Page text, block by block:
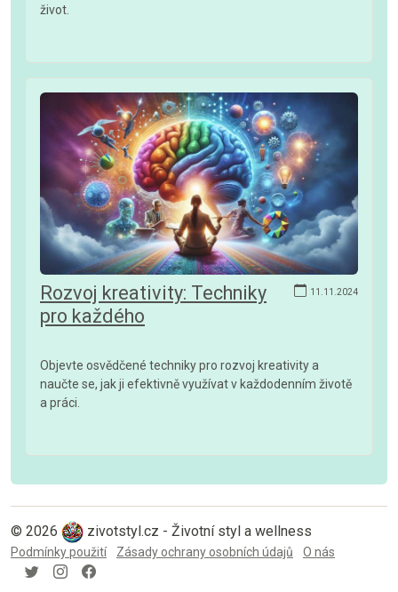
život.
11.11.2024
Rozvoj kreativity: Techniky
pro každého
Objevte osvědčené techniky pro rozvoj kreativity a
naučte se, jak ji efektivně využívat v každodenním životě
a práci.
© 2026 zivotstyl.cz - Životní styl a wellness
Podmínky použití Zásady ochrany osobních údajů O nás